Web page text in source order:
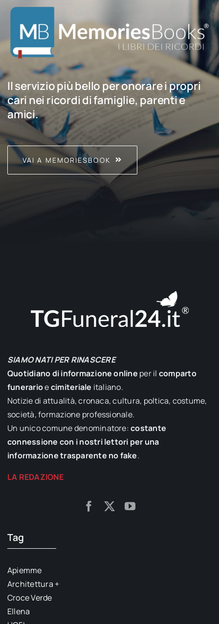
Il servizio più bello per onorare i propri
cari nei ricordi di famiglie, parenti e
amici.
VAI A MEMORIESBOOK
SIAMO NATI PER RINASCERE
Quotidiano di informazione online per il comparto
funerarioecimiteriale italiano.
Notizie di attualità, cronaca, cultura, poltica, costume,
società, formazione professionale.
Un unico comune denominatore:costante
connessione con i nostri lettori per una
informazione trasparente no fake.
LA REDAZIONE
Tag
Apiemme
Architettura +
Croce Verde
Ellena